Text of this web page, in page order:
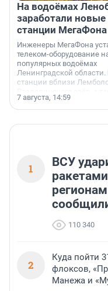
На водоёмах
заработали
станции МегаФона
Инженеры МегаФона
телеком-оборудование
популярных водоёмах
Ленинградской
станции вблизи
недалеко от Большого
водопада.
7 августа, 14:59
1
ВСУ
110 340
2
Куда пойти
флоксов,
Манежа и